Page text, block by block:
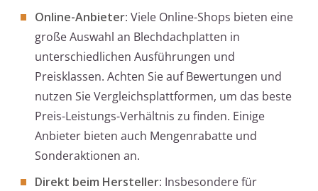
Online-Anbieter: Viele Online-Shops bieten eine
große Auswahl an Blechdachplatten in
unterschiedlichen Ausführungen und
Preisklassen. Achten Sie auf Bewertungen und
nutzen Sie Vergleichsplattformen, um das beste
Preis-Leistungs-Verhältnis zu finden. Einige
Anbieter bieten auch Mengenrabatte und
Sonderaktionen an.
Direkt beim Hersteller: Insbesondere für